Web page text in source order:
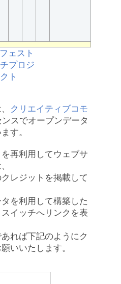
クリエイティブコモ
スでオープンデータ
す。
再利用してウェブサ
レジットを掲載して
を利用して構築した
イッチへリンクを表
れば下記のようにク
いいたします。